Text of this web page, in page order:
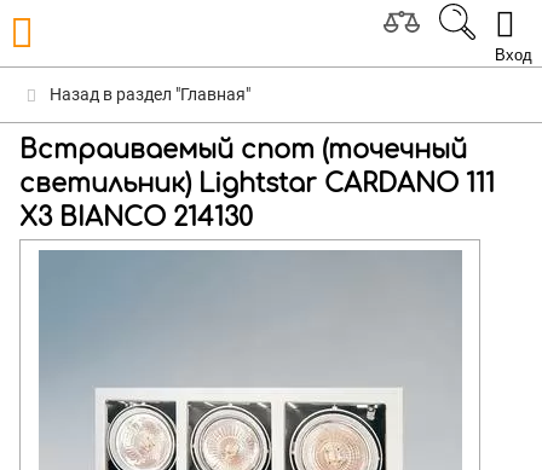
Вход
Назад в раздел "Главная"
Встраиваемый спот (точечный
светильник) Lightstar CARDANO 111
X3 BIANCO 214130